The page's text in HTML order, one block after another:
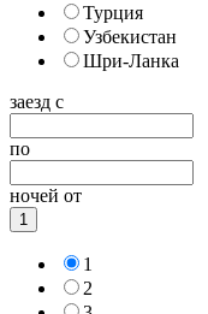
Турция
Узбекистан
Шри-Ланка
заезд с
по
ночей от
1
1
2